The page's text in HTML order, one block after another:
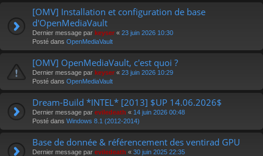
[OMV] Installation et configuration de base
d'OpenMediaVault
Dernier message par keyser « 23 juin 2026 10:30
Posté dans OpenMediaVault
[OMV] OpenMediaVault, c'est quoi ?
Dernier message par keyser « 23 juin 2026 10:29
Posté dans OpenMediaVault
Dream-Build *INTEL* [2013] $UP 14.06.2026$
Dernier message par eviledeath « 14 juin 2026 00:48
Posté dans Windows 8.1 (2012-2014)
Base de donnée & référencement des ventirad GPU
Dernier message par eviledeath « 30 juin 2025 22:35